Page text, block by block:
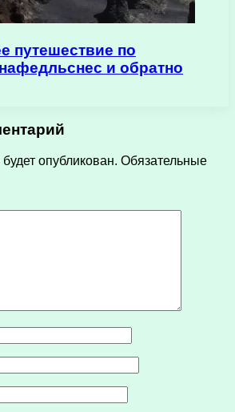
путешествие по
и обратно
опубликован. Обязательные